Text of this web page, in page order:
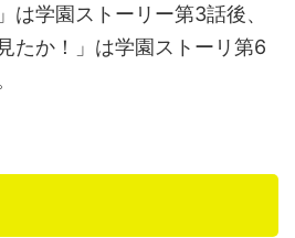
は学園ストーリー第3話後、
たか！」は学園ストーリ第6